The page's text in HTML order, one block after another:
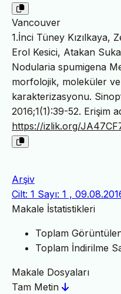
Vancouver
1.İnci Tüney Kızılkaya,
Erol Kesici, Atakan
Nodularia spumigena
morfolojik, moleküler
karakterizasyonu.
2016;1(1):39-52. Erişim
https://izlik.org/
Arşiv
Cilt: 1 Sayı: 1 ,
Makale İstatistikleri
Toplam
Toplam İndirilme
Makale Dosyaları
Tam Metin